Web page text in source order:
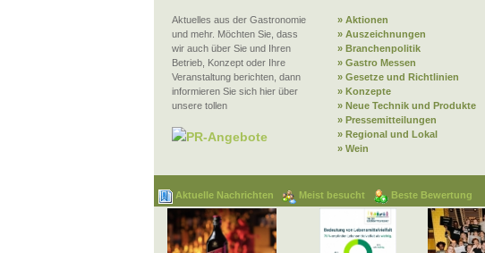
Aktuelles aus der Gastronomie
und mehr. Möchten Sie, dass
wir auch über Sie und Ihren
Betrieb, Konzept oder Ihre
Veranstaltung berichten, dann
informieren Sie sich hier über
unsere tollen
PR-Angebote
» Aktionen
» Auszeichnungen
» Branchenpolitik
» Gastro Messen
» Gesetze und Richtlinien
» Konzepte
» Neue Technik und Produkte
» Pressemitteilungen
» Regional und Lokal
» Wein
Aktuelle Nachrichten Meist besucht Beste Bewertung